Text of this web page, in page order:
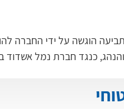
הוגשה על ידי החברה
והנהג, כנגד חברת נמל אשדוד